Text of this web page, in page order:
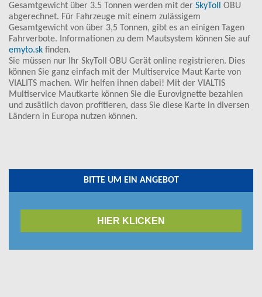
Gesamtgewicht über 3.5 Tonnen werden mit der SkyToll
OBU
abgerechnet. Für Fahrzeuge mit einem zulässigem
Gesamtgewicht von über 3,5 Tonnen, gibt es an einigen Tagen
Fahrverbote. Informationen zu dem Mautsystem können Sie auf
emyto.sk finden.
Sie müssen nur Ihr SkyToll OBU Gerät online registrieren. Dies
können Sie ganz einfach mit der Multiservice Maut Karte von
VIALITS machen. Wir helfen ihnen dabei! Mit der VIALTIS
Multiservice Mautkarte können Sie die Eurovignette bezahlen
und zusätlich davon profitieren, dass Sie diese Karte in diversen
Ländern in Europa nutzen können.
BITTE UM EIN ANGEBOT
HIER KLICKEN